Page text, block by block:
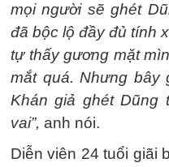
mọi người sẽ ghét
đã bộc lộ đầy đủ tính
tự thấy gương mặt
mắt quá. Nhưng bây
Khán giả ghét Dũng
vai”, anh nói.
Diễn viên 24 tuổi giãi